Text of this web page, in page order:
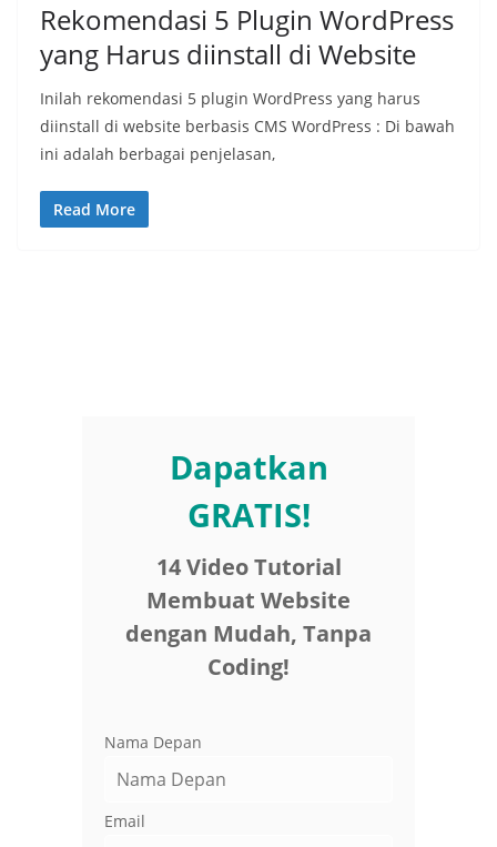
Rekomendasi 5 Plugin WordPress
yang Harus diinstall di Website
Inilah rekomendasi 5 plugin WordPress yang harus
diinstall di website berbasis CMS WordPress : Di bawah
ini adalah berbagai penjelasan,
Read More
Dapatkan
GRATIS!
14 Video Tutorial
Membuat Website
dengan Mudah, Tanpa
Coding!
Nama Depan
Email